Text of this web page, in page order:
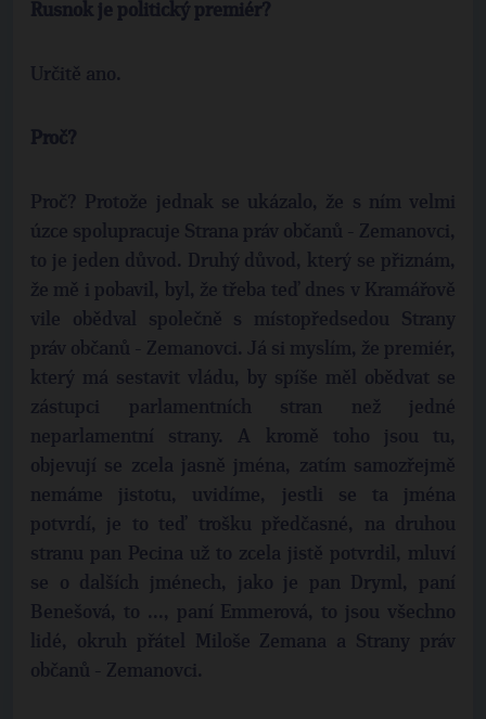
Rusnok je politický premiér?
Určitě ano.
Proč?
Proč? Protože jednak se ukázalo, že s ním velmi
úzce spolupracuje Strana práv občanů - Zemanovci,
to je jeden důvod. Druhý důvod, který se přiznám,
že mě i pobavil, byl, že třeba teď dnes v Kramářově
vile obědval společně s místopředsedou Strany
práv občanů - Zemanovci. Já si myslím, že premiér,
který má sestavit vládu, by spíše měl obědvat se
zástupci parlamentních stran než jedné
neparlamentní strany. A kromě toho jsou tu,
objevují se zcela jasně jména, zatím samozřejmě
nemáme jistotu, uvidíme, jestli se ta jména
potvrdí, je to teď trošku předčasné, na druhou
stranu pan Pecina už to zcela jistě potvrdil, mluví
se o dalších jménech, jako je pan Dryml, paní
Benešová, to ..., paní Emmerová, to jsou všechno
lidé, okruh přátel Miloše Zemana a Strany práv
občanů - Zemanovci.